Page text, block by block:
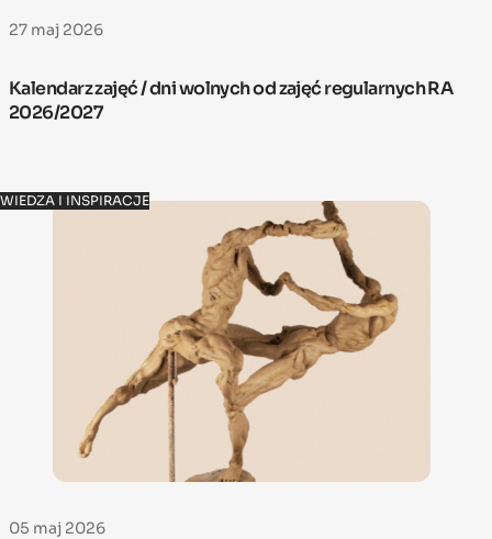
27 maj 2026
Kalendarz zajęć / dni wolnych od zajęć regularnych RA
2026/2027
WIEDZA I INSPIRACJE
05 maj 2026